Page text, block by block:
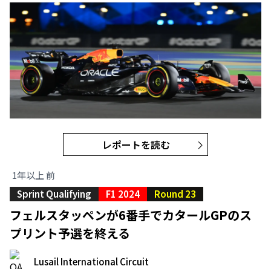
レポートを読む
1年以上 前
Sprint Qualifying
F1 2024 Round 23
フェルスタッペンが6番手でカタールGPのス
プリント予選を終える
Lusail International Circuit